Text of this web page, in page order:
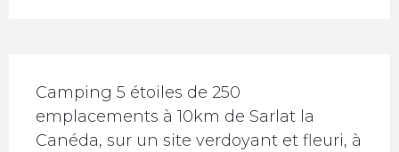
Description
Camping 5 étoiles de 250
emplacements à 10km de Sarlat la
Canéda, sur un site verdoyant et fleuri, à